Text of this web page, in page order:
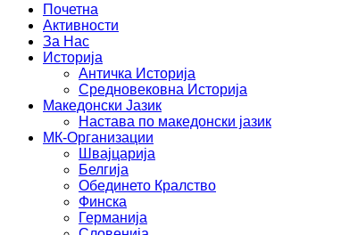
Почетна
Активности
За Нас
Историја
Античка Историја
Средновековна Историја
Македонски Јазик
Настава по македонски јазик
МК-Организации
Швајцарија
Белгија
Обединето Кралство
Финска
Германија